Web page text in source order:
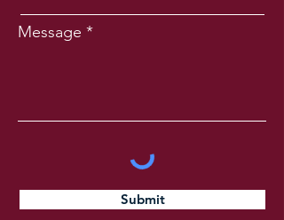
Message
Submit